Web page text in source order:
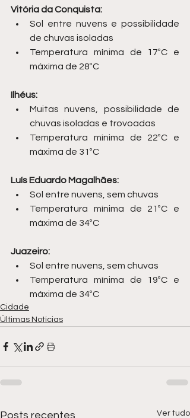
Vitória da Conquista:
Sol entre nuvens e possibilidade
de chuvas isoladas
Temperatura mínima de 17ºC e
máxima de 28ºC
Ilhéus:
Muitas nuvens, possibilidade de
chuvas isoladas e trovoadas
Temperatura mínima de 22ºC e
máxima de 31ºC
Luís Eduardo Magalhães:
Sol entre nuvens, sem chuvas
Temperatura mínima de 21ºC e
máxima de 34ºC
Juazeiro:
Sol entre nuvens, sem chuvas
Temperatura mínima de 19ºC e
máxima de 34ºC
Cidade
Últimas Notícias
Posts recentes Ver tudo